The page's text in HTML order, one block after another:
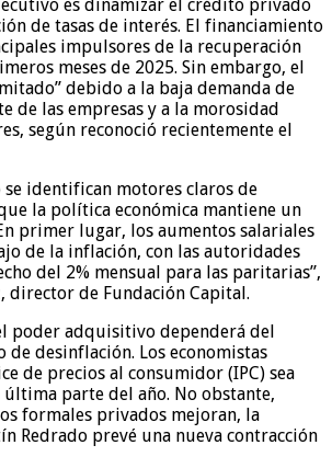
es dinamizar el crédito privado
de tasas de interés. El financiamiento
impulsores de la recuperación
meses de 2025. Sin embargo, el
debido a la baja demanda de
de las empresas y a la morosidad
según reconoció recientemente el
se identifican motores claros de
la política económica mantiene un
primer lugar, los aumentos salariales
de la inflación, con las autoridades
del 2% mensual para las paritarias”,
director de Fundación Capital.
poder adquisitivo dependerá del
de desinflación. Los economistas
de precios al consumidor (IPC) sea
parte del año. No obstante,
formales privados mejoran, la
Redrado prevé una nueva contracción